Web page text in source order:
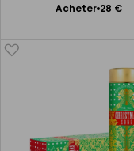
Acheter 28 €
Ajouter